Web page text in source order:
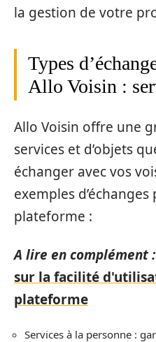
la gestion de votre
Types
Allo Voisin :
Allo Voisin offre une
services et d’objets
échanger avec vos
exemples
plateforme :
A lire en complément :
sur la facilité
plateforme
Services à la personne :